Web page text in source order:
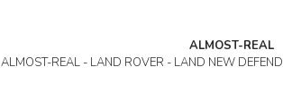
ALMOST-REAL
ALMOST-REAL - LAND ROVER - LAND NEWİncele